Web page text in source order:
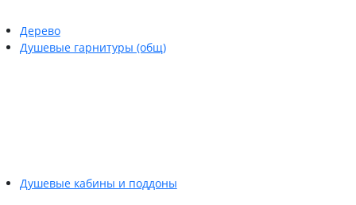
Дерево
Душевые гарнитуры (общ)
Душевые кабины и поддоны